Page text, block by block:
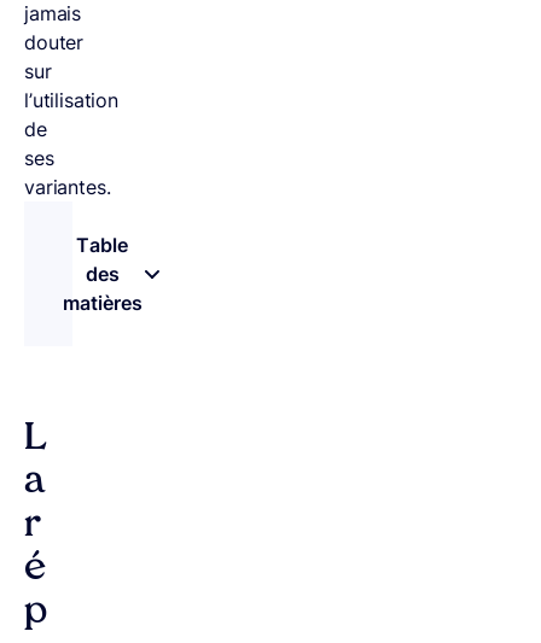
jamais
douter
sur
l’utilisation
de
ses
variantes.
Table
des
matières
L
a
r
é
p